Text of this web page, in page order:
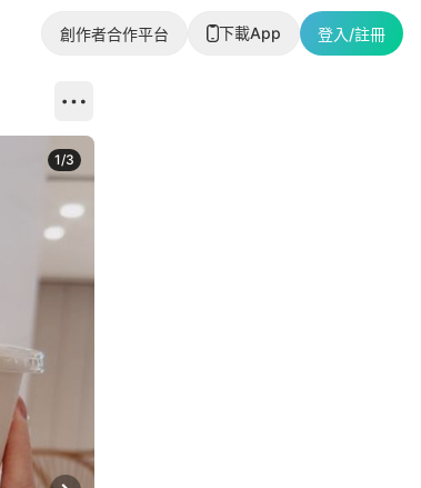
創作者合作平台 下載App 登入/註冊
1/3